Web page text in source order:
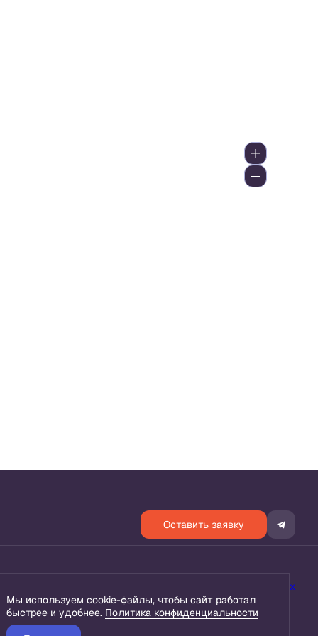
Оставить заявку
Согласие на обработку персональных данных
Мы используем cookie-файлы, чтобы сайт работал
быстрее и удобнее. Политика конфиденциальности